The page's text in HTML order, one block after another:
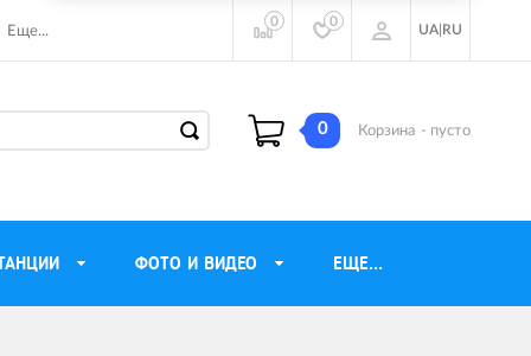
Еще...
0 0
UA RU
0 Корзина - пусто
ФОТО И ВИДЕО ЕЩЕ...